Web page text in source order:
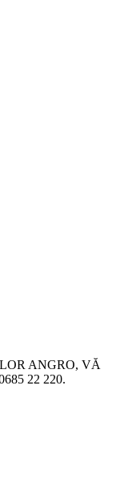
ANGRO, VĂ
22 220.